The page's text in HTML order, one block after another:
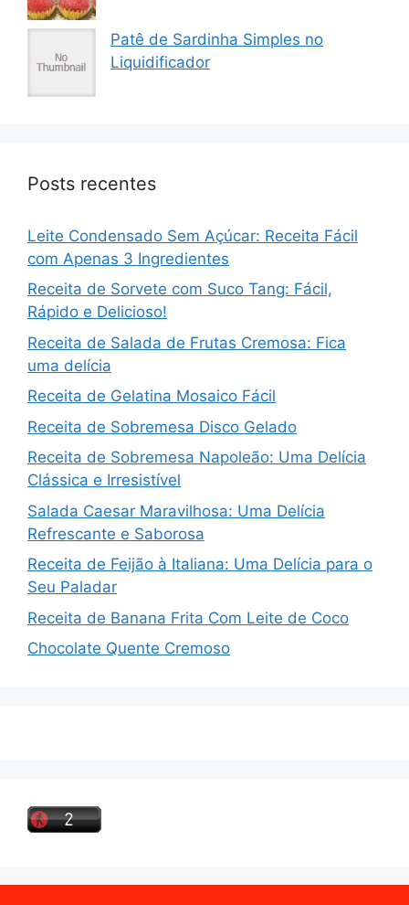
Patê de Sardinha Simples no
Liquidificador
Posts recentes
Leite Condensado Sem Açúcar: Receita Fácil
com Apenas 3 Ingredientes
Receita de Sorvete com Suco Tang: Fácil,
Rápido e Delicioso!
Receita de Salada de Frutas Cremosa: Fica
uma delícia
Receita de Gelatina Mosaico Fácil
Receita de Sobremesa Disco Gelado
Receita de Sobremesa Napoleão: Uma Delícia
Clássica e Irresistível
Salada Caesar Maravilhosa: Uma Delícia
Refrescante e Saborosa
Receita de Feijão à Italiana: Uma Delícia para o
Seu Paladar
Receita de Banana Frita Com Leite de Coco
Chocolate Quente Cremoso